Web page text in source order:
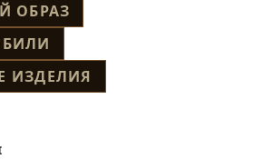
ОБРАЗ
ИЗДЕЛИЯ